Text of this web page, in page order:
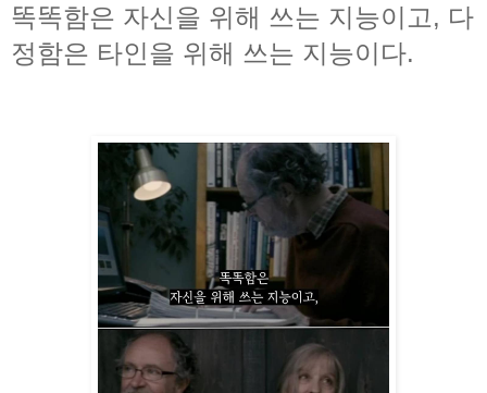
똑똑함은 자신을 위해 쓰는 지능이고, 다
정함은 타인을 위해 쓰는 지능이다.